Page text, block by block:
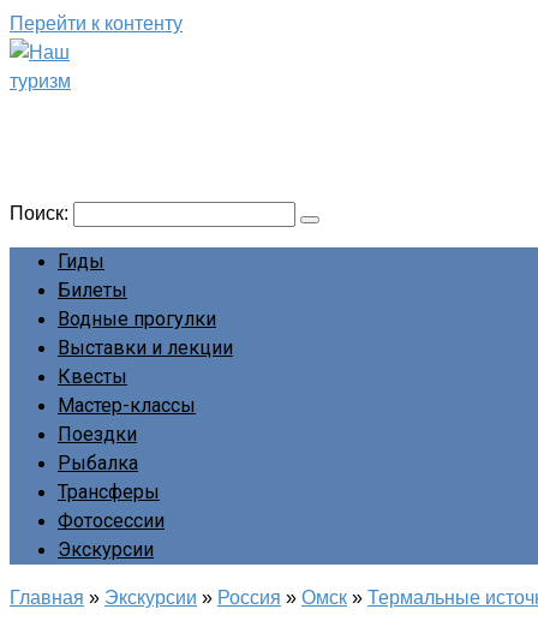
Перейти к контенту
Поиск:
Гиды
Билеты
Водные прогулки
Выставки и лекции
Квесты
Мастер-классы
Поездки
Рыбалка
Трансферы
Фотосессии
Экскурсии
Главная » Экскурсии » Россия » Омск » Термальные